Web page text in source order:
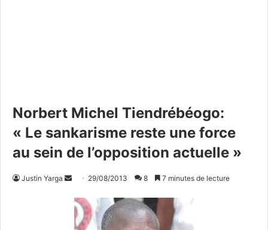
Norbert Michel Tiendrébéogo:
« Le sankarisme reste une force
au sein de l’opposition actuelle »
Justin Yarga
v
o
29/08/2013 8 7 minutes de lecture